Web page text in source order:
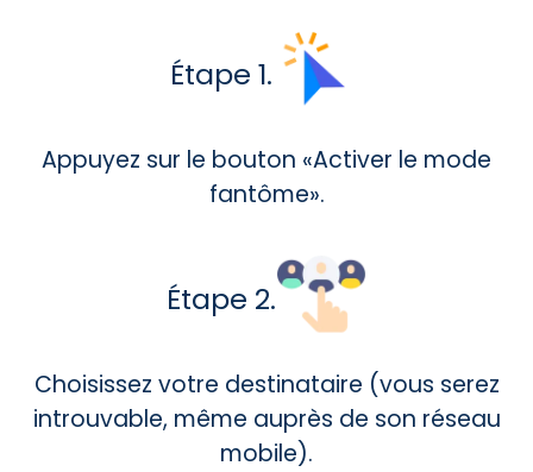
Étape 1.
Appuyez sur le bouton «Activer le mode
fantôme».
Étape 2.
Choisissez votre destinataire (vous serez
introuvable, même auprès de son réseau
mobile).